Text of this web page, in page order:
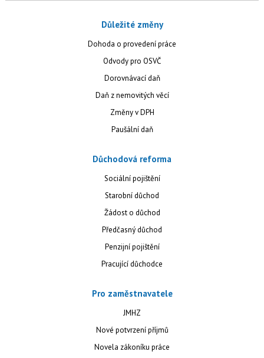
Důležité změny
Dohoda o provedení práce
Odvody pro OSVČ
Dorovnávací daň
Daň z nemovitých věcí
Změny v DPH
Paušální daň
Důchodová reforma
Sociální pojištění
Starobní důchod
Žádost o důchod
Předčasný důchod
Penzijní pojištění
Pracující důchodce
Pro zaměstnavatele
JMHZ
Nové potvrzení příjmů
Novela zákoníku práce